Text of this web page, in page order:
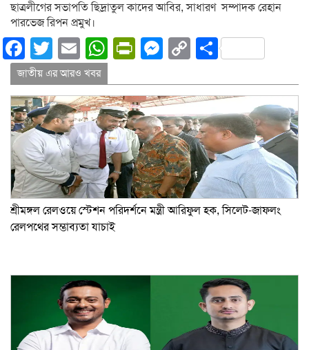
ছাত্রলীগের সভাপতি ছিদ্রাতুল কাদের আবির, সাধারণ সম্পাদক রেহান
পারভেজ রিপন প্রমুখ।
Facebook
Twitter
EmailWhatsApp
PrintFriendly
Messenger
CopyShare
জাতীয় এর আরও খবর
শ্রীমঙ্গল রেলওয়ে স্টেশন পরিদর্শনে মন্ত্রী আরিফুল হক, সিলেট-জাফলং
রেলপথের সম্ভাব্যতা যাচাই